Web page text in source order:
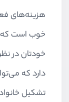
هزینه‌های
خوب است که
خودتان در
دارد که
تشکیل